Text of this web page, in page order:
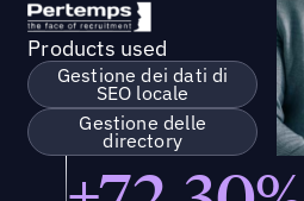
Products used
Gestione dei dati di
SEO locale
Gestione delle
directory